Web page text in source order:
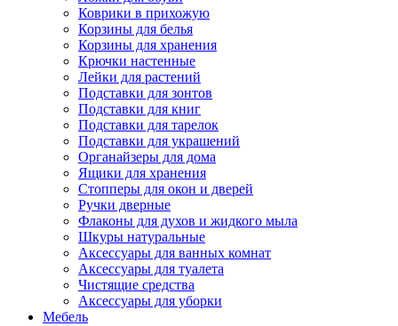
Коврики в прихожую
Корзины для белья
Корзины для хранения
Крючки настенные
Лейки для растений
Подставки для зонтов
Подставки для книг
Подставки для тарелок
Подставки для украшений
Органайзеры для дома
Ящики для хранения
Стопперы для окон и дверей
Ручки дверные
Флаконы для духов и жидкого мыла
Шкуры натуральные
Аксессуары для ванных комнат
Аксессуары для туалета
Чистящие средства
Аксессуары для уборки
Мебель